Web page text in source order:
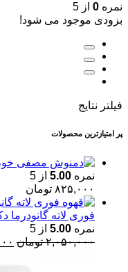
نمره 0 از 5
بزودی موجود می شود!
فیلتر نتایج
پر امتیازترین محصولات
نمره 5.00 از 5
۸۲۵,۰۰۰ تومان
فوری لاته گانودرما
نمره 5.00 از 5
۲,۰۵۰,۰۰۰ تومان